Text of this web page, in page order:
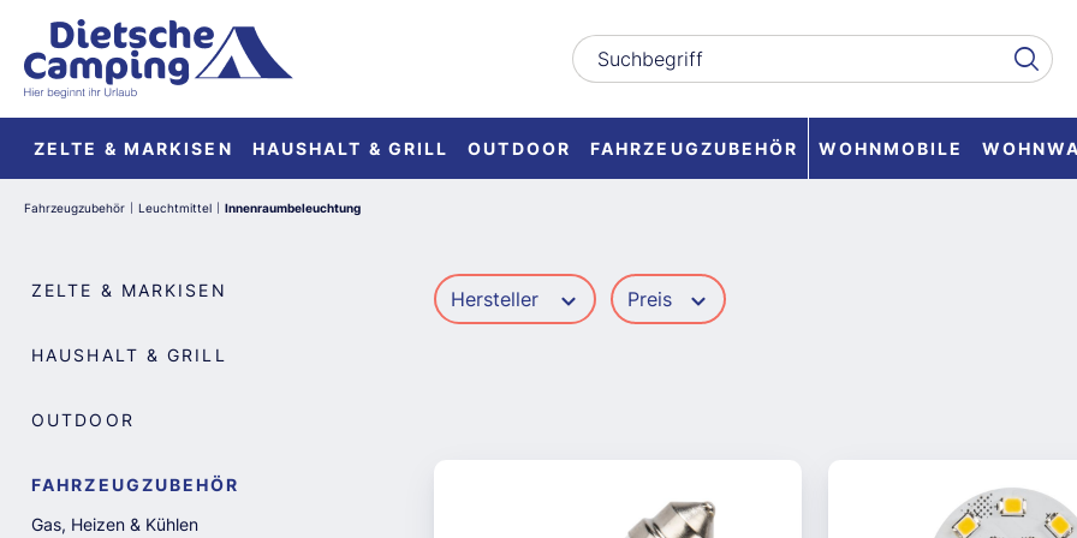
Zur Hauptnavigation springen
ZELTE & MARKISEN HAUSHALT & GRILL OUTDOOR FAHRZEUGZUBEHÖR WOHNMOBILE
Fahrzeugzubehör Leuchtmittel Innenraumbeleuchtung
ZELTE & MARKISEN
HAUSHALT & GRILL
OUTDOOR
FAHRZEUGZUBEHÖR
Gas, Heizen & Kühlen
Hersteller Preis